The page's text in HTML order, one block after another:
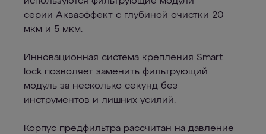
серии Акваэффект с глубиной очистки 20
мкм и 5 мкм.
Инновационная система крепления Smart
lock позволяет заменить фильтрующий
модуль за несколько секунд без
инструментов и лишних усилий.
Корпус предфильтра рассчитан на давление